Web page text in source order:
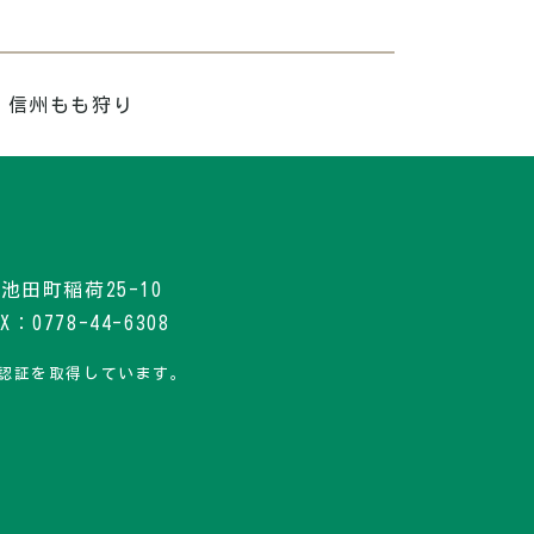
州もも狩り
田町稲荷25-10
：0778-44-6308
証を取得しています。